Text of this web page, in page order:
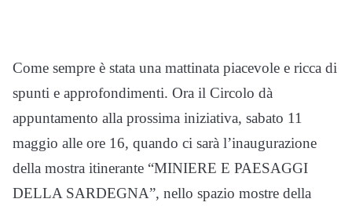
Come sempre è stata una mattinata piacevole e ricca di
spunti e approfondimenti. Ora il Circolo dà
appuntamento alla prossima iniziativa, sabato 11
maggio alle ore 16, quando ci sarà l’inaugurazione
della mostra itinerante “MINIERE E PAESAGGI
DELLA SARDEGNA”, nello spazio mostre della